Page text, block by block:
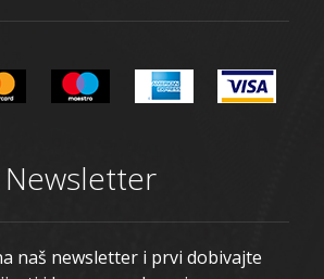
Newsletter
naš newsletter i prvi dobivajte